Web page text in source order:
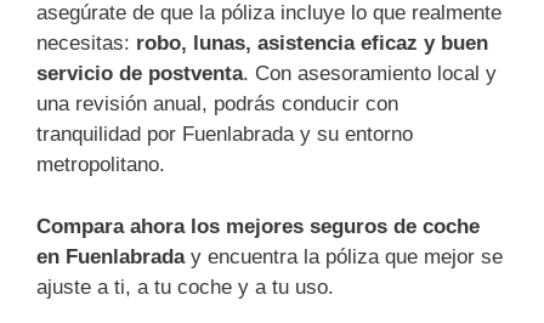
asegúrate de que la póliza incluye lo que realmente
necesitas: robo, lunas, asistencia eficaz y buen
servicio de postventa. Con asesoramiento local y
una revisión anual, podrás conducir con
tranquilidad por Fuenlabrada y su entorno
metropolitano.
Compara ahora los mejores seguros de coche
en Fuenlabraday encuentra la póliza que mejor se
ajuste a ti, a tu coche y a tu uso.